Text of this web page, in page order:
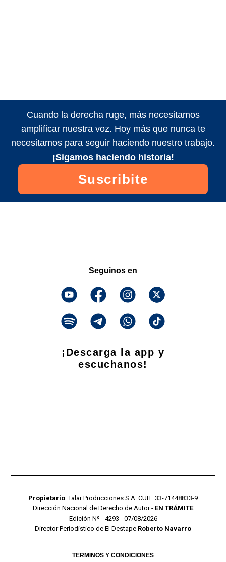
Cuando la derecha ruge, más necesitamos
amplificar nuestra voz. Hoy más que nunca te
necesitamos para seguir haciendo nuestro trabajo.
¡Sigamos haciendo historia!
Suscribite
Seguinos en
¡Descarga la app y
escuchanos!
Propietario: Talar Producciones S.A. CUIT: 33-71448833-9
Dirección Nacional de Derecho de Autor - EN TRÁMITE
Edición Nº - 4293 - 07/08/2026
Director Periodístico de El Destape Roberto Navarro
TERMINOS Y CONDICIONES